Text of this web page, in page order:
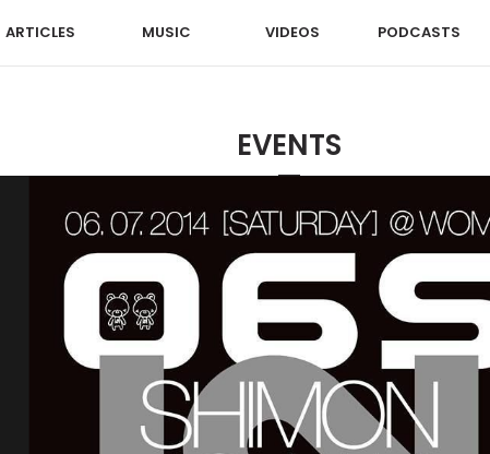
ARTICLES MUSIC VIDEOS PODCASTS
EVENTS